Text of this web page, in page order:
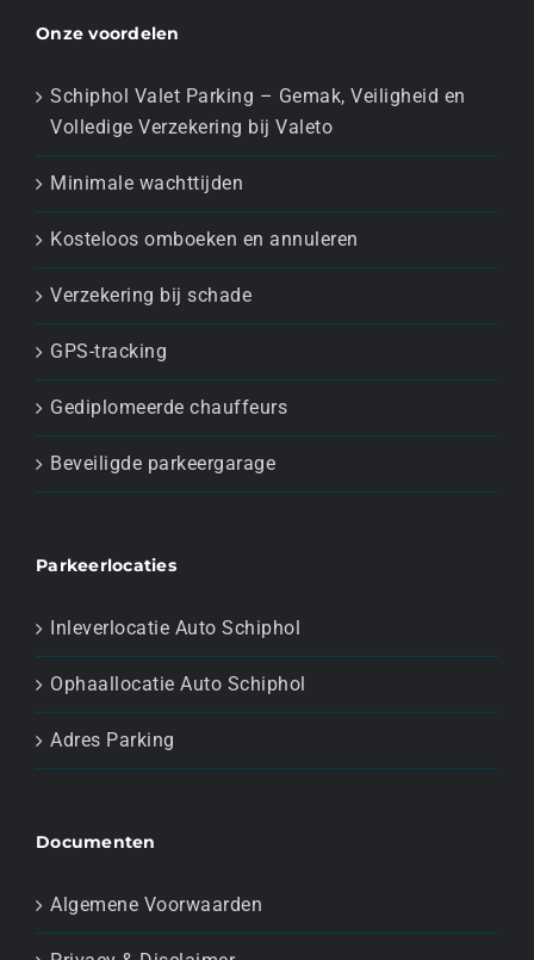
Onze voordelen
Schiphol Valet Parking – Gemak, Veiligheid en
Volledige Verzekering bij Valeto
Minimale wachttijden
Kosteloos omboeken en annuleren
Verzekering bij schade
GPS-tracking
Gediplomeerde chauffeurs
Beveiligde parkeergarage
Parkeerlocaties
Inleverlocatie Auto Schiphol
Ophaallocatie Auto Schiphol
Adres Parking
Documenten
Algemene Voorwaarden